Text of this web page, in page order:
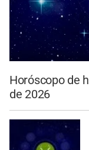
Horóscopo de
de 2026